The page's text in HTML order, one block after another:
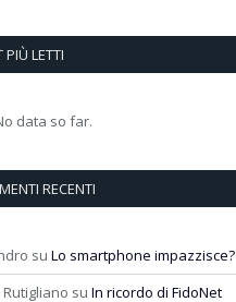
PIÙ LETTI
data so far.
RECENTI
su Lo smartphone impazzisce?
su In ricordo di FidoNet